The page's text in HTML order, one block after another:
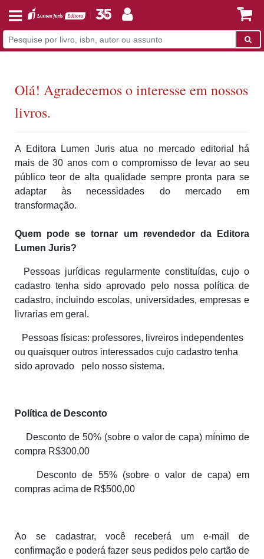
Olá! Agradecemos o interesse em nossos
livros.
A Editora Lumen Juris atua no mercado editorial há
mais de 30 anos com o compromisso de levar ao seu
público teor de alta qualidade sempre pronta para se
adaptar às necessidades do mercado em
transformação.
Quem pode se tornar um revendedor da Editora
Lumen Juris?
Pessoas jurídicas regularmente constituídas, cujo o
cadastro tenha sido aprovado pelo nossa política de
cadastro, incluindo escolas, universidades, empresas e
livrarias em geral.
Pessoas físicas: professores, livreiros independentes
ou quaisquer outros interessados cujo cadastro tenha
sido aprovado pelo nosso sistema.
Política de Desconto
Desconto de 50% (sobre o valor de capa) mínimo de
compra R$300,00
Desconto de 55% (sobre o valor de capa) em
compras acima de R$500,00
Ao se cadastrar, você receberá um e-mail de
confirmação e poderá fazer seus pedidos pelo cartão de